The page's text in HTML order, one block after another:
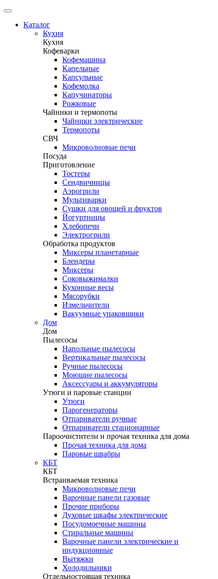
Каталог
Кухня
Кухня
Кофеварки
Кофемашина
Капельные
Капсульные
Кофемолка
Капучинаторы
Рожковые
Чайники и термопоты
Чайники электрические
Термопоты
СВЧ
Микроволновые печи
Посуда
Приготовление
Тостеры
Сендвичницы
Аэрогрили
Мультиварки
Сушки для овощей и фруктов
Йогуртницы
Хлебопечи
Электрогрили
Обработка продуктов
Миксеры планетарные
Блендеры
Миксеры
Соковыжималки
Кухонные весы
Мясорубки
Измельчители
Вакуумные упаковщики
Дом
Дом
Пылесосы
Напольные пылесосы
Вертикальные пылесосы
Ручные пылесосы
Моющие пылесосы
Аксессуары и аккумуляторы
Утюги и паровые станции
Утюги
Парогенераторы
Отпариватели ручные
Отпариватели стационарные
Пароочистители и прочая техника для дома
Прочая техника для дома
Паровые швабры
КБТ
КБТ
Встраиваемая техника
Микроволновые печи
Варочные панели газовые
Прочие приборы
Духовые шкафы электрические
Посудомоечные машины
Стиральные машины
Варочные панели электрические и
индукционные
Вытяжки
Холодильники
Отдельностоящая техника